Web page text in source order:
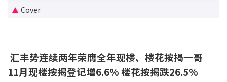
中原按揭标签优惠
按揭工具
按揭计算
Cover
汇丰势连续两年荣膺全年现楼、楼花按揭一哥
11月现楼按揭登记增6.6% 楼花按揭跌26.5%